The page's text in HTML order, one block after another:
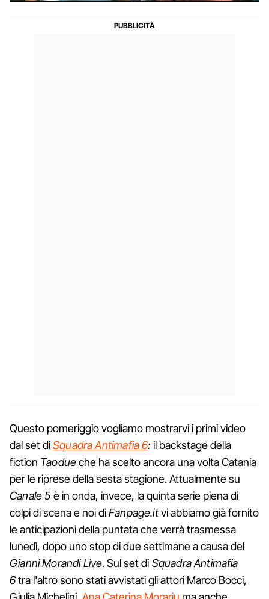
Questo pomeriggio vogliamo mostrarvi i primi video
dal set diSquadra Antimafia 6: il backstage della
fiction Taodueche ha scelto ancora una volta Catania
per le riprese della sesta stagione. Attualmente su
Canale 5 è in onda, invece, la quinta serie piena di
colpi di scena e noi diFanpage.itvi abbiamo già fornito
le anticipazioni della puntata che verrà trasmessa
lunedì, dopo uno stop di due settimane a causa del
Gianni Morandi Live. Sul set di Squadra Antimafia
6tra l'altro sono stati avvistati gli attori Marco Bocci,